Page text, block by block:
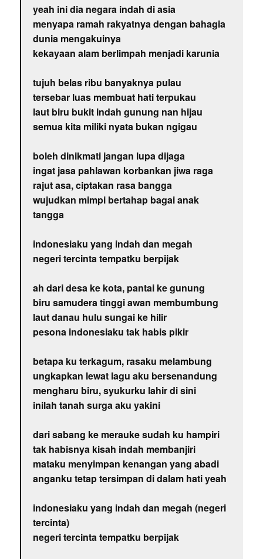
yeah ini dia negara indah di asia
menyapa ramah rakyatnya dengan bahagia
dunia mengakuinya
kekayaan alam berlimpah menjadi karunia
tujuh belas ribu banyaknya pulau
tersebar luas membuat hati terpukau
laut biru bukit indah gunung nan hijau
semua kita miliki nyata bukan ngigau
boleh dinikmati jangan lupa dijaga
ingat jasa pahlawan korbankan jiwa raga
rajut asa, ciptakan rasa bangga
wujudkan mimpi bertahap bagai anak
tangga
indonesiaku yang indah dan megah
negeri tercinta tempatku berpijak
ah dari desa ke kota, pantai ke gunung
biru samudera tinggi awan membumbung
laut danau hulu sungai ke hilir
pesona indonesiaku tak habis pikir
betapa ku terkagum, rasaku melambung
ungkapkan lewat lagu aku bersenandung
mengharu biru, syukurku lahir di sini
inilah tanah surga aku yakini
dari sabang ke merauke sudah ku hampiri
tak habisnya kisah indah membanjiri
mataku menyimpan kenangan yang abadi
anganku tetap tersimpan di dalam hati yeah
indonesiaku yang indah dan megah (negeri
tercinta)
negeri tercinta tempatku berpijak